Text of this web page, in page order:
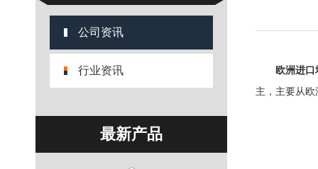
公司资讯
行业资讯
最新产品
26
欧洲进口
主，主要从